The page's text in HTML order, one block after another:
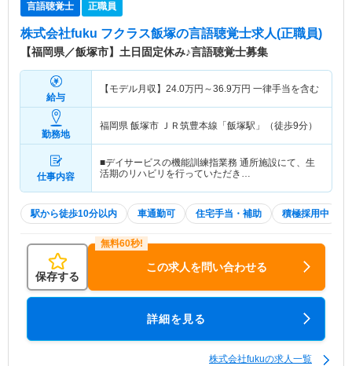
言語聴覚士 正職員
株式会社fuku フクラス飯塚の言語聴覚士求人(正職員)
【福岡県／飯塚市】土日固定休み♪言語聴覚士募集
給与
【モデル月収】 24.0万円～36.9万円 一律手当を含む
勤務地
福岡県 飯塚市 ＪＲ筑豊本線「飯塚駅」（徒歩9分）
仕事内容
■デイサービスの機能訓練指業務 通所施設にて、生
活期のリハビリを行っていただき…
駅から徒歩10分以内 車通勤可 住宅手当・補助 積極採用中
保存する
この求人を問い合わせる
詳細を見る
株式会社fukuの求人一覧